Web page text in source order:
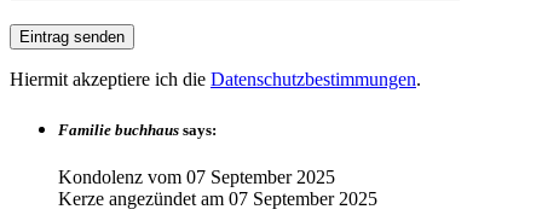
Hiermit akzeptiere ich die Datenschutzbestimmungen.
Familie buchhaus says:
Kondolenz vom 07 September 2025
Kerze angezündet am 07 September 2025